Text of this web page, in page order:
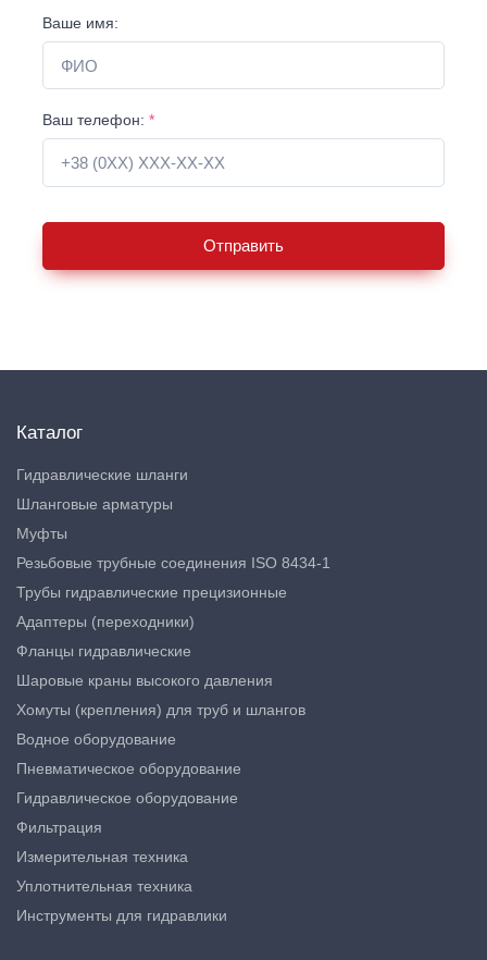
Ваше имя:
Ваш телефон: *
Отправить
Каталог
Гидравлические шланги
Шланговые арматуры
Муфты
Резьбовые трубные соединения ISO 8434-1
Трубы гидравлические прецизионные
Адаптеры (переходники)
Фланцы гидравлические
Шаровые краны высокого давления
Хомуты (крепления) для труб и шлангов
Водное оборудование
Пневматическое оборудование
Гидравлическое оборудование
Фильтрация
Измерительная техника
Уплотнительная техника
Инструменты для гидравлики